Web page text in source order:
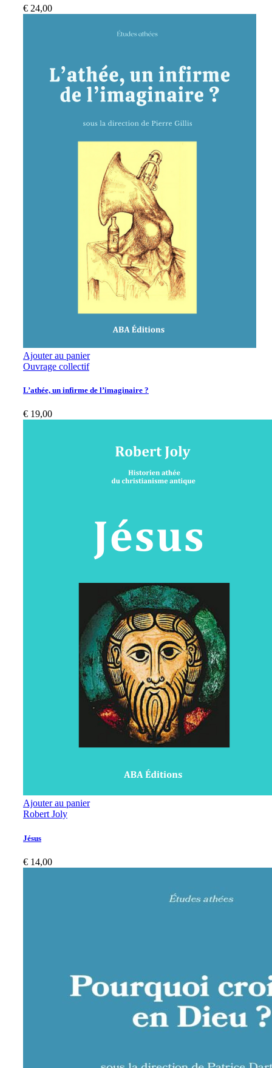
€ 24,00
Ajouter au panier
Ouvrage collectif
L’athée, un infirme de l’imaginaire ?
€ 19,00
Ajouter au panier
Robert Joly
Jésus
€ 14,00